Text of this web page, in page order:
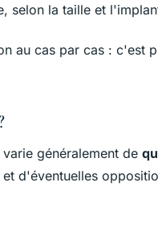
selon la taille et
au cas par cas : c'est
généralement de
d'éventuelles